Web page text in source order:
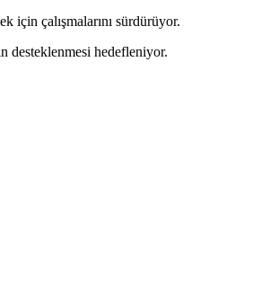
çalışmalarını sürdürüyor.
desteklenmesi hedefleniyor.